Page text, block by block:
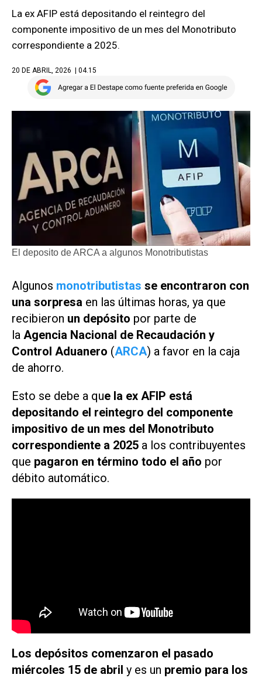
La ex AFIP está depositando el reintegro del
componente impositivo de un mes del Monotributo
correspondiente a 2025.
20 DE ABRIL, 2026 | 04.15
El deposito de ARCA a algunos Monotributistas
Algunos monotributistas se encontraron con
una sorpresa en las últimas horas, ya que
recibieron un depósito por parte de
la Agencia Nacional de Recaudación y
Control Aduanero (ARCA) a favor en la caja
de ahorro.
Esto se debe a que la ex AFIP está
depositando el reintegro del componente
impositivo de un mes del Monotributo
correspondiente a 2025 a los contribuyentes
que pagaron en término todo el año por
débito automático.
Los depósitos comenzaron el pasado
miércoles 15 de abril y es un premio para los